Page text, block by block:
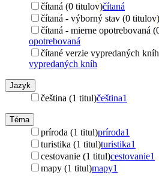
čítaná (0 titulov)čítaná
čítaná - výborný stav (0 titulov)
čítaná - mierne opotrebovaná
opotrebovaná
čítané verzie vypredaných
vypredaných kníh
Jazyk
čeština (1 titul)čeština1
Téma
príroda (1 titul)príroda1
turistika (1 titul)turistika1
cestovanie (1 titul)cestovanie1
mapy (1 titul)mapy1